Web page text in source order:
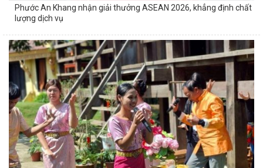
Phước An Khang nhận giải thưởng ASEAN 2026, khẳng định chất
lượng dịch vụ